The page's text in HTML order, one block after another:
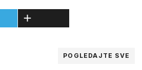
POGLEDAJTE SVE